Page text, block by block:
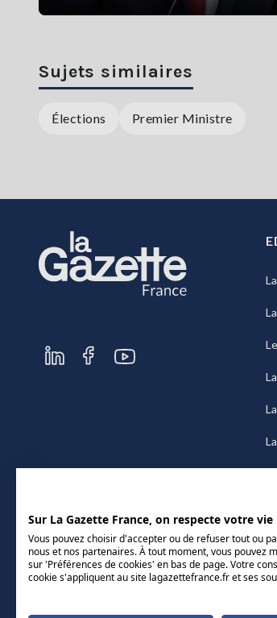
Sujets similaires
Élections Premier Ministre
Sur La Gazette France, on respecte votre
Vous pouvez choisir d'accepter ou de refuser tout ou
nous et nos partenaires. À tout moment, vous pouvez
sur 'Préférences de cookies' en bas de page. Votre
cookie s'appliquent au site lagazettefrance.fr et ses